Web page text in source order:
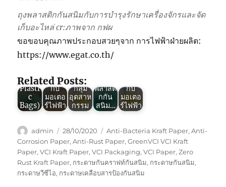
ถุงพลาสติกกันสนิมกับการบำรุงรักษาเครื่องจักรและจัด
เก็บอะไหล่cr:ภาพจาก กฟผ
ขอขอบคุณภาพประกอบสวยๆจาก การไฟฟ้าฝ่ายผลิต:
https://www.egat.co.th/
Related Posts:
Green
VCI : 3
ข้อดี
ของ
“ถุง
พลาสติ
(VCI
Plasti
c
Bags)
Green
VCI :
คุณสม
บัติของ
ถุง
สนิม
กับ
มอเตอ
ร์ไฟฟ้า
Green
VCI :
พลาสติ
ตัวช่วย
กลุ่ม
อุตสาห
กรรม
Green
พลาสติ
กกัน
สนิม…
Green
VCI :
ชน์
ของ
กับ
มอเตอ
ร์ไฟฟ้า
Author
admin
Posted
on
28/10/2020 Tags
Anti-Bacteria Kraft Paper,Anti-
Corrosion Paper,Anti-Rust Paper,GreenVCI VCI Kraft
Paper,VCI Kraft Paper,VCI Packaging,VCI Paper,Zero
Rust Kraft Paper, กระดาษกันคราฟท์กันสนิม, กระดาษกันสนิม,
กระดาษวีซีไอ, กระดาษเคลือบสารป้องกันสนิม